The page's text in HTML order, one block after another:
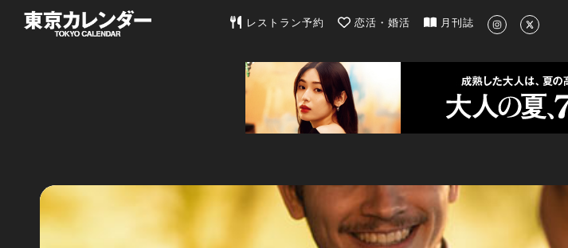
東京カレンダー | 最新のグルメ、洗練されたライフスタイル情報
レストラン予約 恋活・婚活 月刊誌